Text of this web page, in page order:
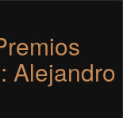
Alejandro